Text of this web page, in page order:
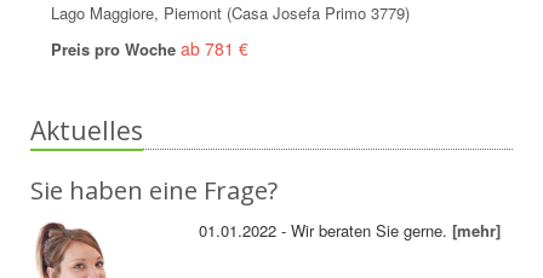
Lago Maggiore, Piemont (Casa Josefa Primo 3779)
Preis pro Woche ab 781 €
Aktuelles
Sie haben eine Frage?
01.01.2022 - Wir beraten Sie gerne.[mehr]